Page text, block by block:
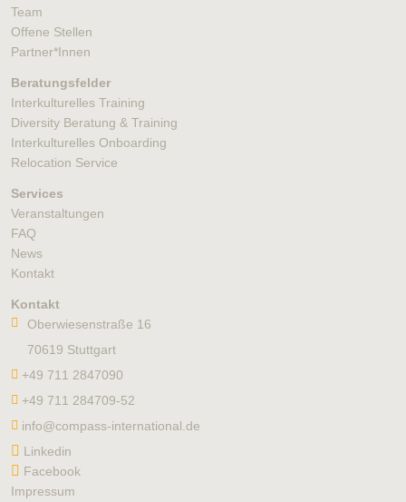
Team
Offene Stellen
Partner*Innen
Beratungsfelder
Interkulturelles Training
Diversity Beratung & Training
Interkulturelles Onboarding
Relocation Service
Services
Veranstaltungen
FAQ
News
Kontakt
Kontakt
Oberwiesenstraße 16
70619 Stuttgart
+49 711 2847090
+49 711 284709-52
info@compass-international.de
Linkedin
Facebook
Impressum